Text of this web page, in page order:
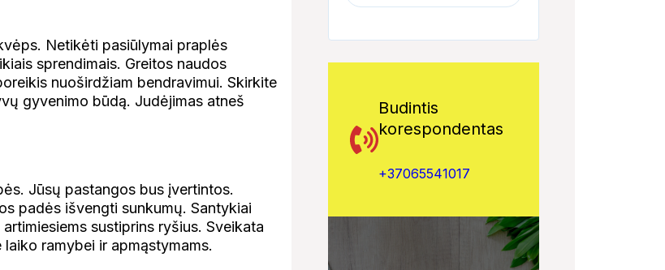
Netikėti pasiūlymai praplės
sprendimais. Greitos naudos
nuoširdžiam bendravimui. Skirkite
gyvenimo būdą. Judėjimas atneš
Jūsų pastangos bus įvertintos.
padės išvengti sunkumų. Santykiai
sustiprins ryšius. Sveikata
ramybei ir apmąstymams.
Budintis
korespondentas
+37065541017